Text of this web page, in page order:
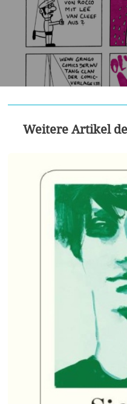
Weitere Artikel